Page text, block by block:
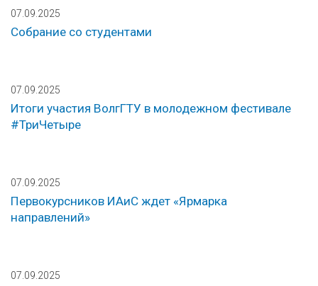
07.09.2025
Собрание со студентами
07.09.2025
Итоги участия ВолгГТУ в молодежном фестивале
#ТриЧетыре
07.09.2025
Первокурсников ИАиС ждет «Ярмарка
направлений»
07.09.2025